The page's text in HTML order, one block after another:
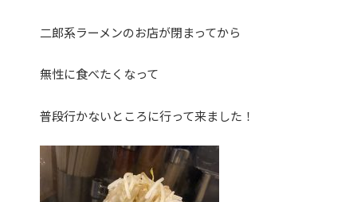
二郎系ラーメンのお店が閉まってから
無性に食べたくなって
普段行かないところに行って来ました！